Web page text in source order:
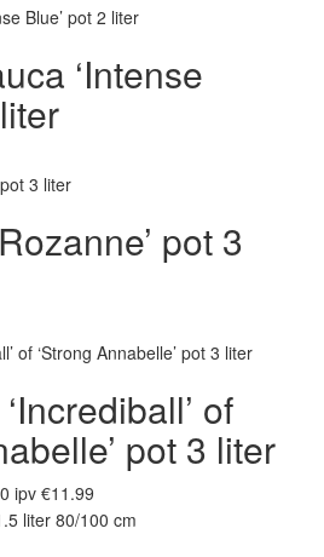
‘Intense
pot 3
of
pot 3 liter
ipv €11.99